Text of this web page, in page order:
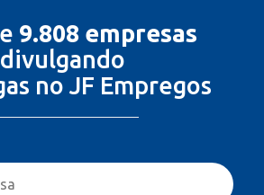
9.808 empresas
divulgando
no JF Empregos